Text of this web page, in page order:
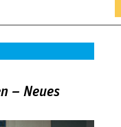
– Neues